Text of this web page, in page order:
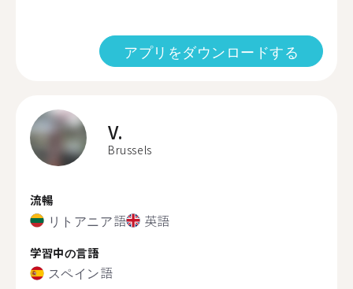
アプリをダウンロードする
V.
Brussels
流暢
リトアニア語 英語
学習中の言語
スペイン語